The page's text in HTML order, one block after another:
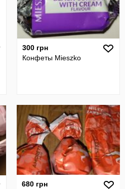
300 грн
Конфеты Mieszko
680 грн